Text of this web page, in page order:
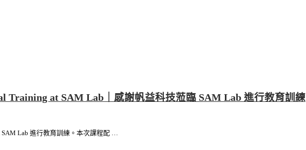
Training at SAM Lab｜感謝帆益科技蒞臨 SAM Lab 進行教育訓練
Lab 進行教育訓練。本次課程配 …